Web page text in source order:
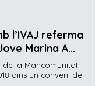
l’IVAJ referma
Marina A...
de la Mancomunitat
dins un conveni de